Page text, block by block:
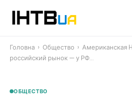
Головна › Общество › Американская
российский рынок — у РФ…
ОБЩЕСТВО